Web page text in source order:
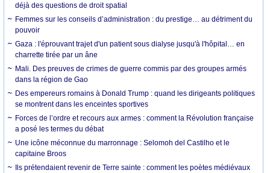
déjà des questions de droit spatial
Femmes sur les conseils d’administration : du prestige… au détriment du
pouvoir
Gaza : l'éprouvant trajet d'un patient sous dialyse jusqu'à l'hôpital… en
charrette tirée par un âne
Mali. Des preuves de crimes de guerre commis par des groupes armés
dans la région de Gao
Des empereurs romains à Donald Trump : quand les dirigeants politiques
se montrent dans les enceintes sportives
Forces de l’ordre et recours aux armes : comment la Révolution française
a posé les termes du débat
Une icône méconnue du marronnage : Selomoh del Castilho et le
capitaine Broos
Ils prétendaient revenir de Terre sainte : comment les poètes médiévaux